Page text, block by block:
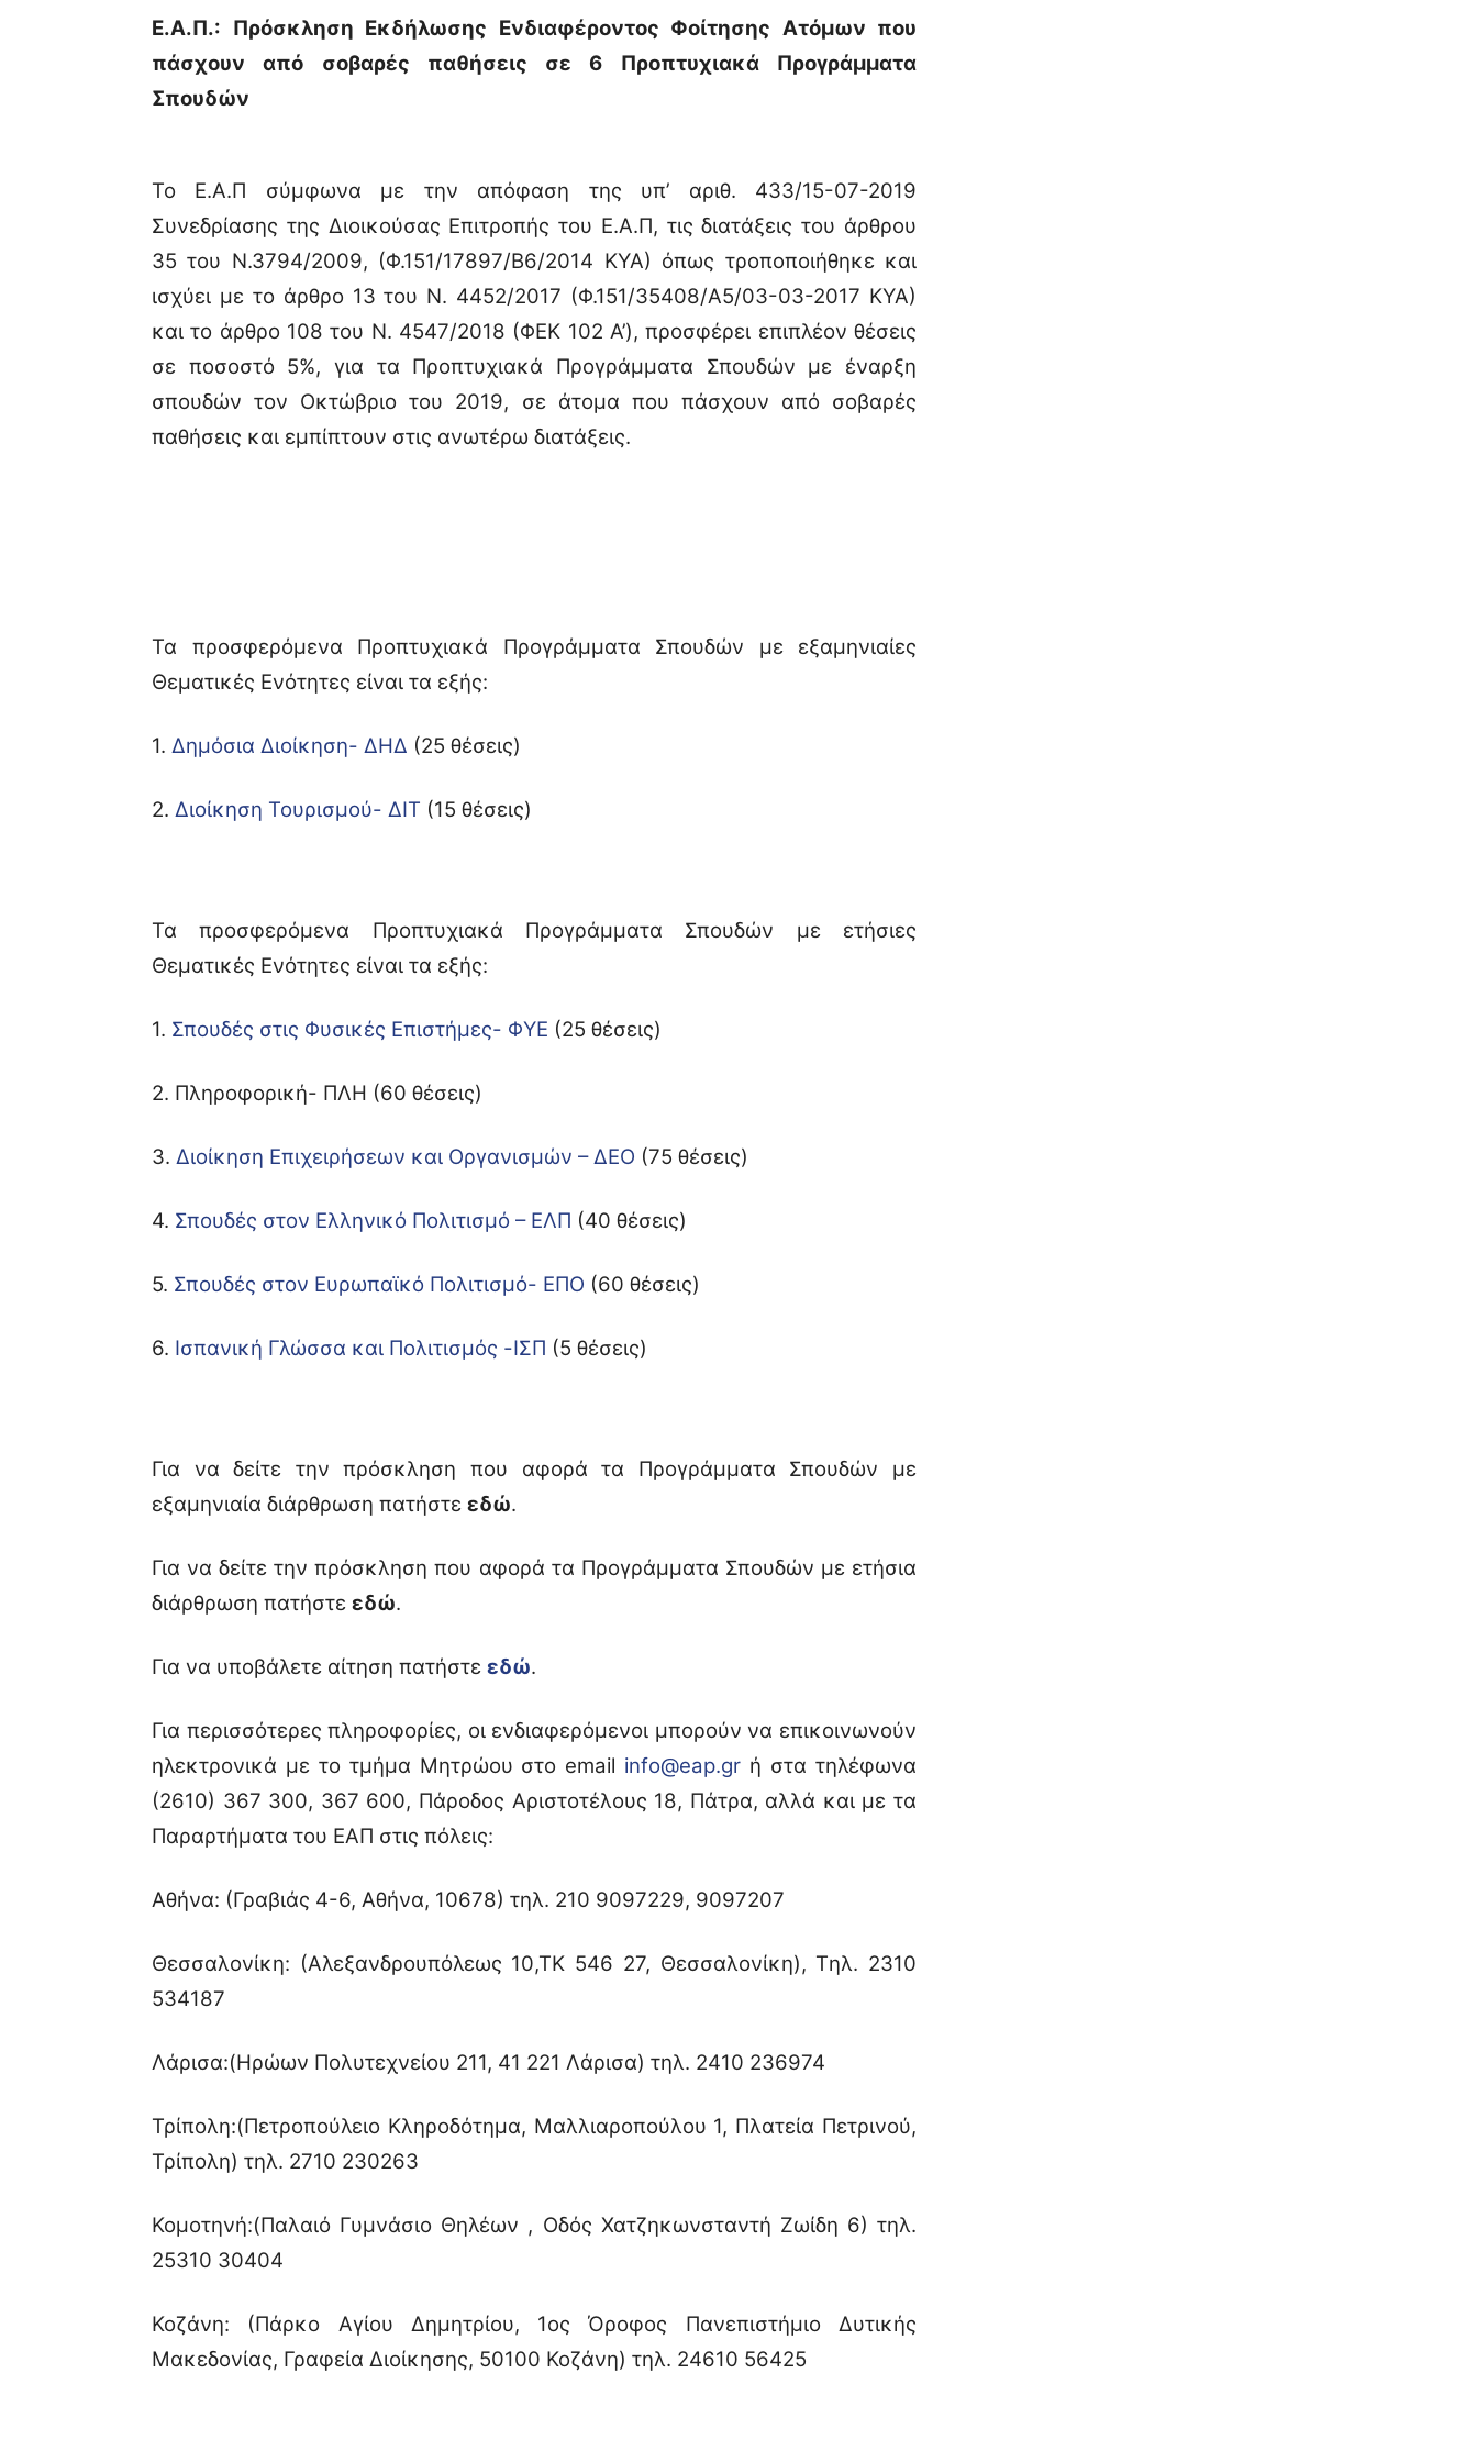
Ε.Α.Π.: Πρόσκληση Εκδήλωσης Ενδιαφέροντος Φοίτησης Ατόμων που
πάσχουν από σοβαρές παθήσεις σε 6 Προπτυχιακά Προγράμματα
Σπουδών
Το Ε.Α.Π σύμφωνα με την απόφαση της υπ’ αριθ. 433/15-07-2019
Συνεδρίασης της Διοικούσας Επιτροπής του Ε.Α.Π, τις διατάξεις του άρθρου
35 του Ν.3794/2009, (Φ.151/17897/Β6/2014 ΚΥΑ) όπως τροποποιήθηκε και
ισχύει με το άρθρο 13 του Ν. 4452/2017 (Φ.151/35408/Α5/03-03-2017 ΚΥΑ)
και το άρθρο 108 του Ν. 4547/2018 (ΦΕΚ 102 Α’), προσφέρει επιπλέον θέσεις
σε ποσοστό 5%, για τα Προπτυχιακά Προγράμματα Σπουδών με έναρξη
σπουδών τον Οκτώβριο του 2019, σε άτομα που πάσχουν από σοβαρές
παθήσεις και εμπίπτουν στις ανωτέρω διατάξεις.
Τα προσφερόμενα Προπτυχιακά Προγράμματα Σπουδών με εξαμηνιαίες
Θεματικές Ενότητες είναι τα εξής:
1. Δημόσια Διοίκηση- ΔΗΔ (25 θέσεις)
2. Διοίκηση Τουρισμού- ΔΙΤ (15 θέσεις)
Τα προσφερόμενα Προπτυχιακά Προγράμματα Σπουδών με ετήσιες
Θεματικές Ενότητες είναι τα εξής:
1. Σπουδές στις Φυσικές Επιστήμες- ΦΥΕ (25 θέσεις)
2. Πληροφορική- ΠΛΗ (60 θέσεις)
3. Διοίκηση Επιχειρήσεων και Οργανισμών – ΔΕΟ (75 θέσεις)
4. Σπουδές στον Ελληνικό Πολιτισμό – ΕΛΠ (40 θέσεις)
5. Σπουδές στον Ευρωπαϊκό Πολιτισμό- ΕΠΟ (60 θέσεις)
6. Ισπανική Γλώσσα και Πολιτισμός -ΙΣΠ (5 θέσεις)
Για να δείτε την πρόσκληση που αφορά τα Προγράμματα Σπουδών με
εξαμηνιαία διάρθρωση πατήστε εδώ.
Για να δείτε την πρόσκληση που αφορά τα Προγράμματα Σπουδών με ετήσια
διάρθρωση πατήστε εδώ.
Για να υποβάλετε αίτηση πατήστε εδώ.
Για περισσότερες πληροφορίες, οι ενδιαφερόμενοι μπορούν να επικοινωνούν
ηλεκτρονικά με το τμήμα Μητρώου στο email info@eap.gr ή στα τηλέφωνα
(2610) 367 300, 367 600, Πάροδος Αριστοτέλους 18, Πάτρα, αλλά και με τα
Παραρτήματα του ΕΑΠ στις πόλεις:
Αθήνα: (Γραβιάς 4-6, Αθήνα, 10678) τηλ. 210 9097229, 9097207
Θεσσαλονίκη: (Αλεξανδρουπόλεως 10,ΤΚ 546 27, Θεσσαλονίκη), Tηλ. 2310
534187
Λάρισα:(Ηρώων Πολυτεχνείου 211, 41 221 Λάρισα) τηλ. 2410 236974
Τρίπολη:(Πετροπούλειο Κληροδότημα, Μαλλιαροπούλου 1, Πλατεία Πετρινού,
Τρίπολη) τηλ. 2710 230263
Κομοτηνή:(Παλαιό Γυμνάσιο Θηλέων , Οδός Χατζηκωνσταντή Ζωίδη 6) τηλ.
25310 30404
Κοζάνη: (Πάρκο Αγίου Δημητρίου, 1ος Όροφος Πανεπιστήμιο Δυτικής
Μακεδονίας, Γραφεία Διοίκησης, 50100 Κοζάνη) τηλ. 24610 56425